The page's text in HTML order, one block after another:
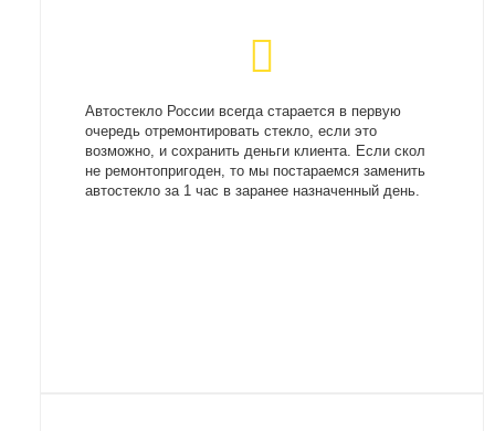
Автостекло России всегда старается в первую
очередь отремонтировать стекло, если это
возможно, и сохранить деньги клиента. Если скол
не ремонтопригоден, то мы постараемся заменить
автостекло за 1 час в заранее назначенный день.